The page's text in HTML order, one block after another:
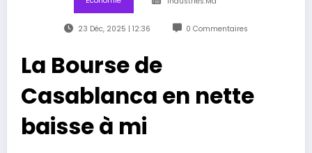
23 Déc, 2025 | 12:36 0 Commentaires
La Bourse de
Casablanca en nette
baisse à mi